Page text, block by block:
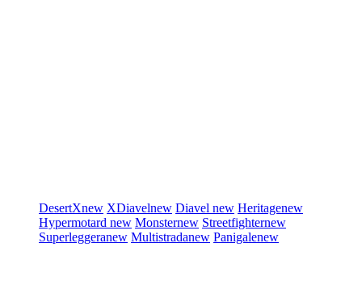
DesertXnew XDiavelnew Diavel new Heritagenew
Hypermotard new Monsternew Streetfighternew
Superleggeranew Multistradanew Panigalenew